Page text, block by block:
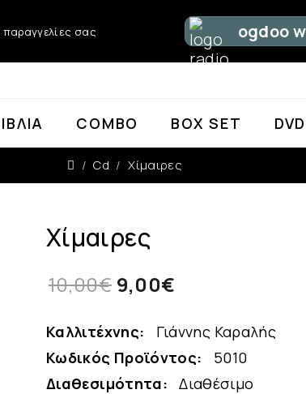
σας ogdoo
COMBO BOX SET DVD
Cd Χίμαιρες
Χίμαιρες
10,00€ 9,00€
Καλλιτέχνης:
Γιάννης Καραλής
Κωδικός Προϊόντος:
5010
Διαθεσιμότητα:
Διαθέσιμο